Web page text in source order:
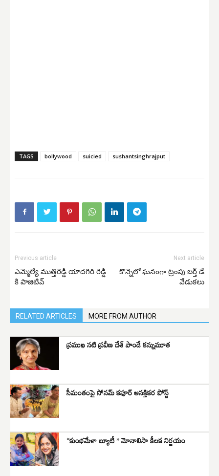
TAGS bollywood suicied sushantsinghrajput
Previous article
ఎమ్మెల్యే ముత్తిరెడ్డి యాదగిరి రెడ్డి
కి పాజిటివ్‌
Next article
కొన్నెలో ఘనంగా ట్రంపు బర్త్ డే
వేడుకలు
RELATED ARTICLES MORE FROM AUTHOR
ప్రముఖ నటి ప్రవీణ దేశ్ పాండే కన్నుమూత
సీమంతంపై సోనమ్ కపూర్ ఆసక్తికర పోస్ట్
“కుంభమేళా బ్యూటీ ” మోనాలిసా కీలక నిర్ణయం